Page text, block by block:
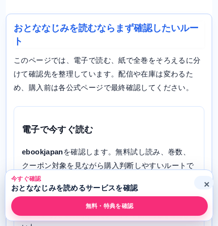
おとななじみを読むならまず確認したいルー
ト
このページでは、電子で読む、紙で全巻をそろえるに分
けて確認先を整理しています。配信や在庫は変わるた
め、購入前は各公式ページで最終確認してください。
電子で今すぐ読む
ebookjapanを確認します。無料試し読み、巻数、
クーポン対象を見ながら購入判断しやすいルートで
す。
添付データで配信あり
向いている人: ebookjapanでクーポンや配信巻数を確認した
今すぐ確認
おとななじみを読めるサービスを確認
無料・特典を確認
×